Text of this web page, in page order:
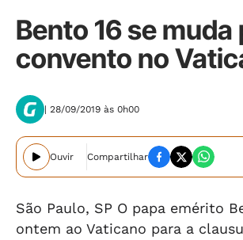
Bento 16 se muda
convento no
| 28/09/2019 às 0h00
Ouvir Compartilhar
São Paulo, SP O papa emérito
ontem ao Vaticano para a